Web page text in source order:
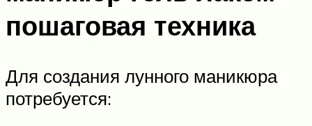
пошаговая техника
Для создания лунного маникюра
потребуется: